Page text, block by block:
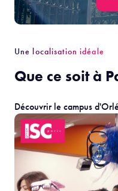
Une localisation idéale
Que ce soit à
Découvrir le campus